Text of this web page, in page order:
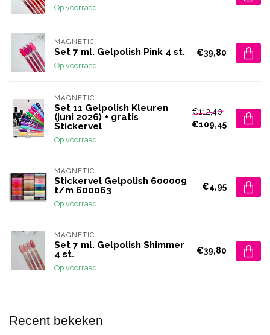
Op voorraad
MAGNETIC
Set 7 ml. Gelpolish Pink 4 st.
Op voorraad
€39,80
MAGNETIC
Set 11 Gelpolish Kleuren
(juni 2026) + gratis
Stickervel
Op voorraad
€112,40
€109,45
MAGNETIC
Stickervel Gelpolish 600009
t/m 600063
Op voorraad
€4,95
MAGNETIC
Set 7 ml. Gelpolish Shimmer
4 st.
Op voorraad
€39,80
Recent bekeken